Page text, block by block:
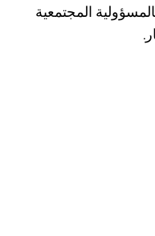
المجتمعية